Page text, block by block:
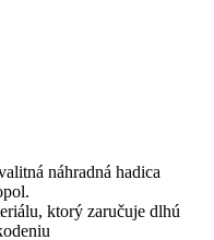
náhradná hadica
ktorý zaručuje dlhú